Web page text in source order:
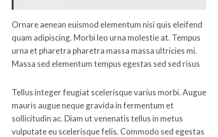
Ornare aenean euismod elementum nisi quis eleifend
quam adipiscing. Morbi leo urna molestie at. Tempus
urna et pharetra pharetra massa massa ultricies mi.
Massa sed elementum tempus egestas sed sed risus
Tellus integer feugiat scelerisque varius morbi. Augue
mauris augue neque gravida in fermentum et
sollicitudin ac. Diam ut venenatis tellus in metus
vulputate eu scelerisque felis. Commodo sed egestas